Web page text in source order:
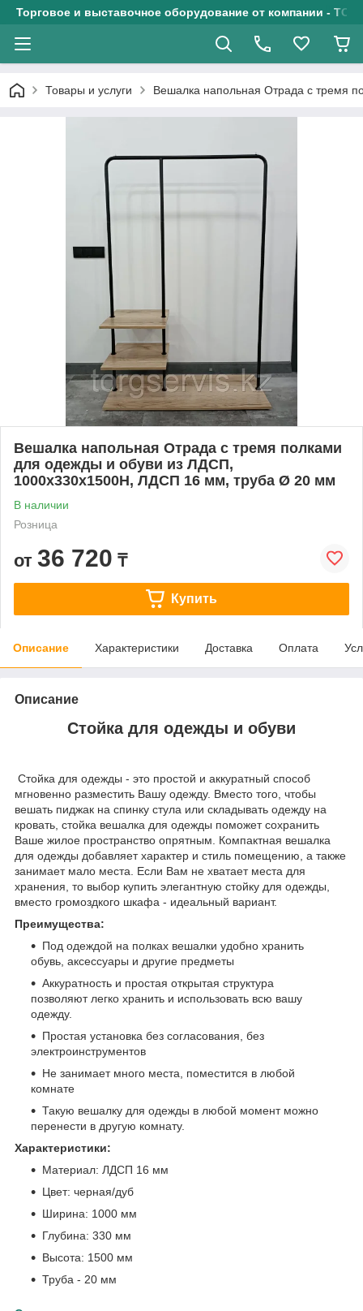
Торговое и выставочное оборудование от компании - ТОО
Товары и услуги Вешалка напольная Отрада с тремя
Вешалка напольная Отрада с тремя полками
для одежды и обуви из ЛДСП,
1000х330х1500Н, ЛДСП 16 мм, труба Ø 20 мм
В наличии
Розница
от 36 720 ₸
Купить
Описание Характеристики Доставка Оплата
Описание
Стойка для одежды и обуви
Стойка для одежды - это простой и аккуратный способ
мгновенно разместить Вашу одежду. Вместо того, чтобы
вешать пиджак на спинку стула или складывать одежду на
кровать, стойка вешалка для одежды поможет сохранить
Ваше жилое пространство опрятным. Компактная вешалка
для одежды добавляет характер и стиль помещению, а также
занимает мало места. Если Вам не хватает места для
хранения, то выбор купить элегантную стойку для одежды,
вместо громоздкого шкафа - идеальный вариант.
Преимущества:
Под одеждой на полках вешалки удобно хранить
обувь, аксессуары и другие предметы
Аккуратность и простая открытая структура
позволяют легко хранить и использовать всю вашу
одежду.
Простая установка без согласования, без
электроинструментов
Не занимает много места, поместится в любой
комнате
Такую вешалку для одежды в любой момент можно
перенести в другую комнату.
Характеристики:
Материал: ЛДСП 16 мм
Цвет: черная/дуб
Ширина: 1000 мм
Глубина: 330 мм
Высота: 1500 мм
Труба - 20 мм